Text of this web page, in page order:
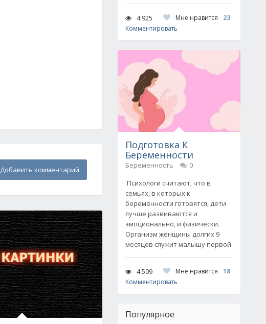
Добавить комментарий
4 925 Мне нравится
23
Комментировать
Подготовка К
Беременности
Беременность
0
Психологи считают, что в
семьях, в которых к
беременности готовятся, дети
лучше развиваются и
эмоционально, и физически.
Организм женщины долгих 9
месяцев служит малышу первой
4 509 Мне нравится
18
Комментировать
Популярное